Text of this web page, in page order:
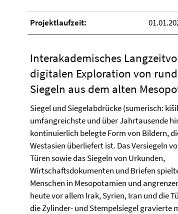
Projektlaufzeit:
Interakademisches
digitalen Exploration von rund
Siegeln aus dem alten
Siegel und Siegelabdrücke (sumerisch:
umfangreichste und über Jahrtausende
kontinuierlich belegte Form von Bildern,
Westasien überliefert ist. Das Versiegeln
Türen sowie das Siegeln von Urkunden,
Wirtschaftsdokumenten und Briefen
Menschen in Mesopotamien und
heute vor allem Irak, Syrien, Iran und die
die Zylinder- und Stempelsiegel gravierte